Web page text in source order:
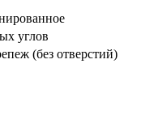
углов
(без отверстий)